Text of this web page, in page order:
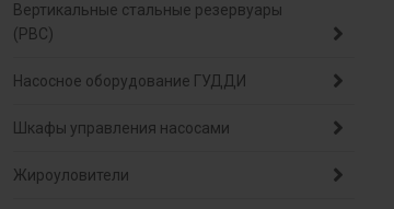
Вертикальные стальные резервуары
(РВС)
Насосное оборудование ГУДДИ
Шкафы управления насосами
Жироуловители